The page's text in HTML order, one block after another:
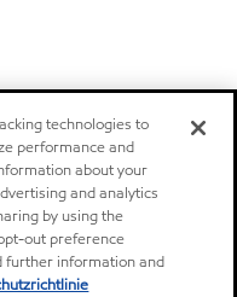
technologies to
performance and
about your
and analytics
by using the
out preference
further information and